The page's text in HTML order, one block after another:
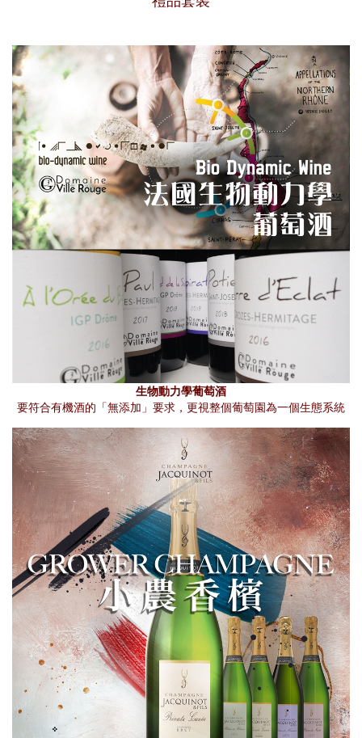
生物動力學葡萄酒
要符合有機酒的「無添加」要求，更視整個葡萄園為一個生態系統